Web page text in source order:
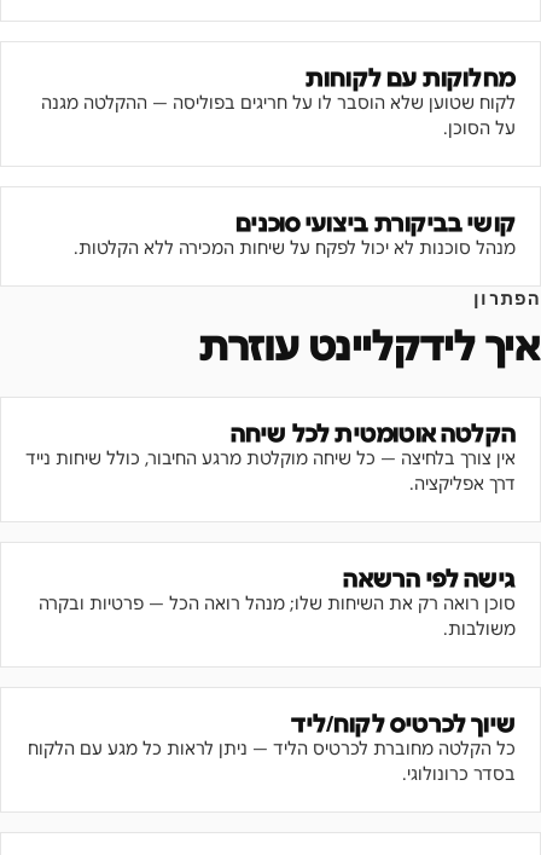
מחלוקות עם לקוחות
לקוח שטוען שלא הוסבר לו על חריגים בפוליסה — ההקלטה מגנה
על הסוכן.
קושי בביקורת ביצועי סוכנים
מנהל סוכנות לא יכול לפקח על שיחות המכירה ללא הקלטות.
הפתרון
איך לידקליינט עוזרת
הקלטה אוטומטית לכל שיחה
אין צורך בלחיצה — כל שיחה מוקלטת מרגע החיבור, כולל שיחות נייד
דרך אפליקציה.
גישה לפי הרשאה
סוכן רואה רק את השיחות שלו; מנהל רואה הכל — פרטיות ובקרה
משולבות.
שיוך לכרטיס לקוח/ליד
כל הקלטה מחוברת לכרטיס הליד — ניתן לראות כל מגע עם הלקוח
בסדר כרונולוגי.